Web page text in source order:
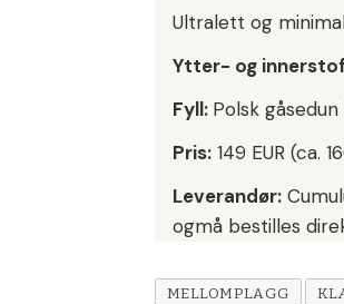
Ultralett og
Ytter- og
Fyll: Polsk
Pris: 149 EUR (ca.
Leverandør:
ogmå bestilles
MELLOMPLAGG